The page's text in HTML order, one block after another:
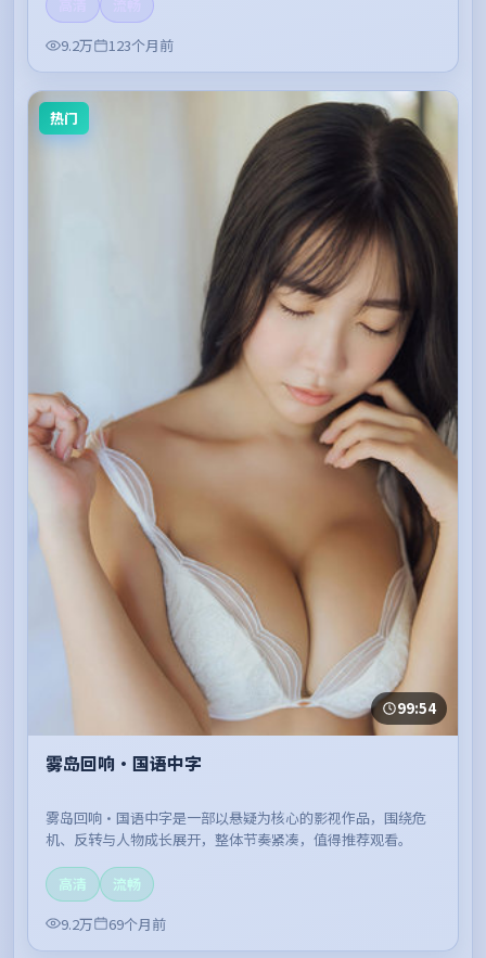
9.2万
123个月前
热门
99:54
雾岛回响·国语中字
雾岛回响·国语中字是一部以悬疑为核心的影视作品，围绕危
机、反转与人物成长展开，整体节奏紧凑，值得推荐观看。
高清
流畅
9.2万
69个月前